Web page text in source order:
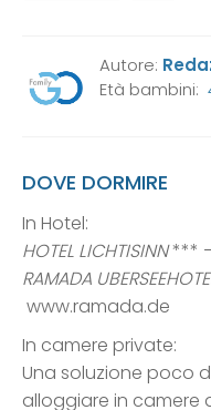
Autore:
Età bambini:
DOVE DORMIRE
In Hotel:
HOTEL LICHTISINN***
RAMADA
www.ramada.de
In camere private:
Una soluzione poco
alloggiare in camere